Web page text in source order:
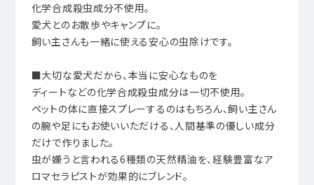
化学合成殺虫成分不使用。
愛犬とのお散歩やキャンプに。
飼い主さんも一緒に使える安心の虫除けです。
■大切な愛犬だから、本当に安心なものを
ディートなどの化学合成殺虫成分は一切不使用。
ペットの体に直接スプレーするのはもちろん、飼い主さん
の腕や足にもお使いいただける、人間基準の優しい成分
だけで作りました。
虫が嫌うと言われる6種類の天然精油を、経験豊富なア
ロマセラピストが効果的にブレンド。